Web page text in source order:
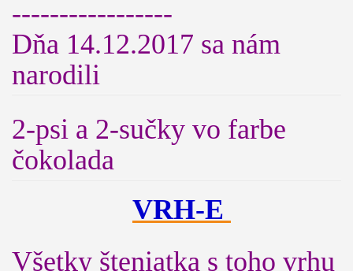
-----------------
Dňa 14.12.2017 sa nám
narodili
2-psi a 2-sučky vo farbe
čokolada
VRH-E
Všetky šteniatka s toho vrhu